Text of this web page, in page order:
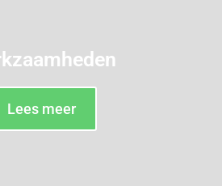
Lees meer